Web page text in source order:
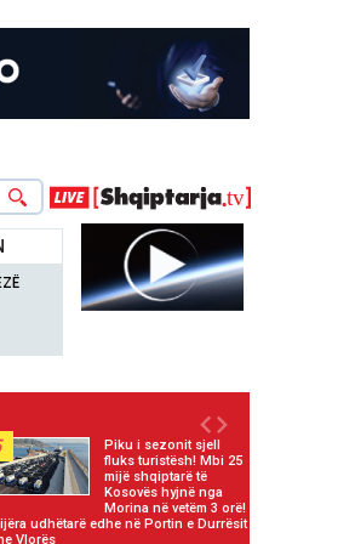
Piku i sezonit sjell
fluks turistësh! Mbi 25
mijë shqiptarë të
Kosovës hyjnë nga
Morina në vetëm 3 orë!
udhëtarë edhe në Portin e Durrësit
Vlorës